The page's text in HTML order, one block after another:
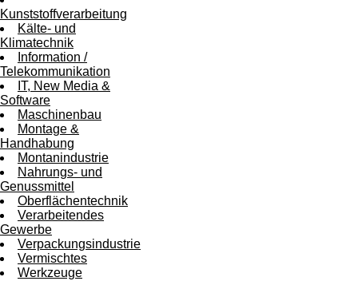
Kunststoffverarbeitung
Kälte- und
Klimatechnik
Information /
Telekommunikation
IT, New Media &
Software
Maschinenbau
Montage &
Handhabung
Montanindustrie
Nahrungs- und
Genussmittel
Oberflächentechnik
Verarbeitendes
Gewerbe
Verpackungsindustrie
Vermischtes
Werkzeuge